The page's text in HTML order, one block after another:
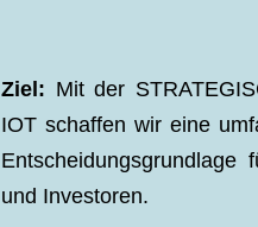
Ziel: Mit der
IOT schaffen wir eine
Entscheidungsgrundlage
und Investoren.